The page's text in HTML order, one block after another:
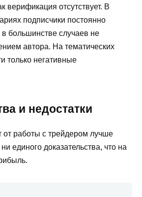
верификация отсутствует. В
подписчики постоянно
большинстве случаев не
автора. На тематических
только негативные
и недостатки
работы с трейдером лучше
ни единого доказательства, что на